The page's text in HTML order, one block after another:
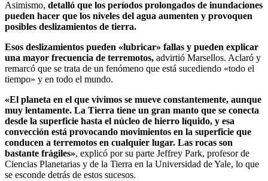
Asimismo, detalló que los períodos prolongados de inundaciones
pueden hacer que los niveles del agua aumenten y provoquen
posibles deslizamientos de tierra.
Esos deslizamientos pueden «lubricar» fallas y pueden explicar
una mayor frecuencia de terremotos, advirtió Marsellos. Aclaró y
remarcó que se trata de un fenómeno que está sucediendo «todo el
tiempo» y en todo el mundo.
«El planeta en el que vivimos se mueve constantemente, aunque
muy lentamente. La Tierra tiene un gran manto que se conecta
desde la superficie hasta el núcleo de hierro líquido, y esa
convección está provocando movimientos en la superficie que
conducen a terremotos en cualquier lugar. Las rocas son
bastante frágiles», explicó por su parte Jeffrey Park, profesor de
Ciencias Planetarias y de la Tierra en la Universidad de Yale, lo que
se esconde detrás de estos sucesos.